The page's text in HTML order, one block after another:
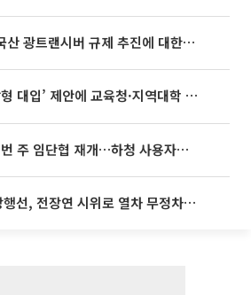
[특징주] 美 중국산 광트랜시버 규제 추진에 대한광통신 등 광통신株 강세
’ 제안에 교육청·지역대학 서·논술형 입시 연계 '착수'
현대차·기아, 이번 주 임단협 재개…하청 사용자성 재심도 ‘변수’
1호선 용산역 상행선, 전장연 시위로 열차 무정차 운행